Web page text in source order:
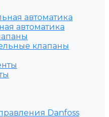
автоматика
клапаны